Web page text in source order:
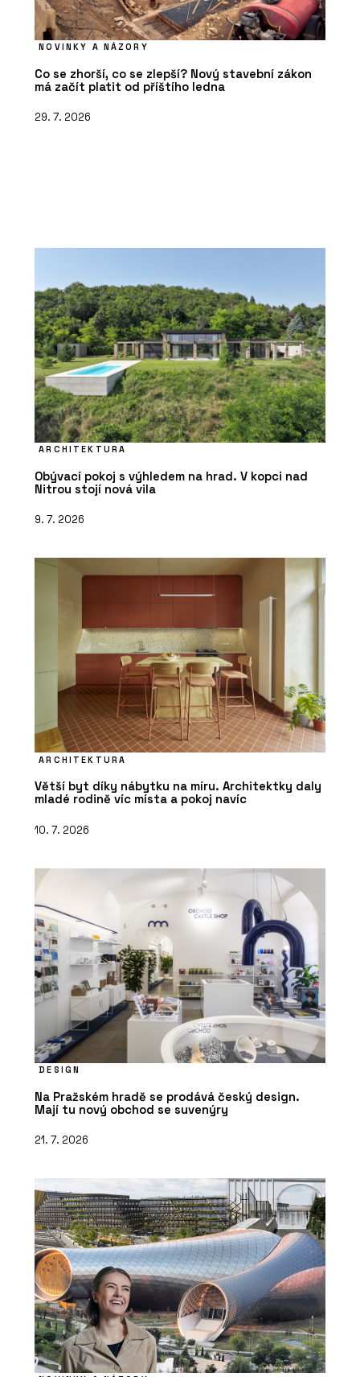
NOVINKY A NÁZORY
Co se zhorší, co se zlepší? Nový stavební zákon
má začít platit od příštího ledna
29. 7. 2026
ARCHITEKTURA
Obývací pokoj s výhledem na hrad. V kopci nad
Nitrou stojí nová vila
9. 7. 2026
ARCHITEKTURA
Větší byt díky nábytku na míru. Architektky daly
mladé rodině víc místa a pokoj navíc
10. 7. 2026
DESIGN
Na Pražském hradě se prodává český design.
Mají tu nový obchod se suvenýry
21. 7. 2026